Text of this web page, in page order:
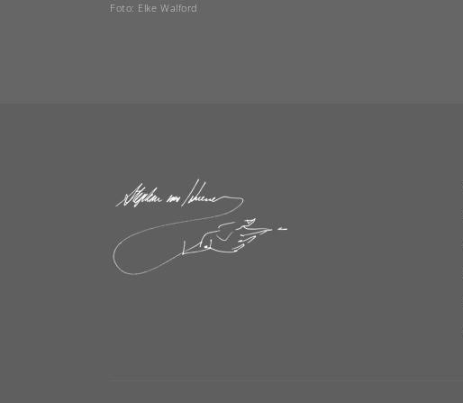
Foto: Elke Walford